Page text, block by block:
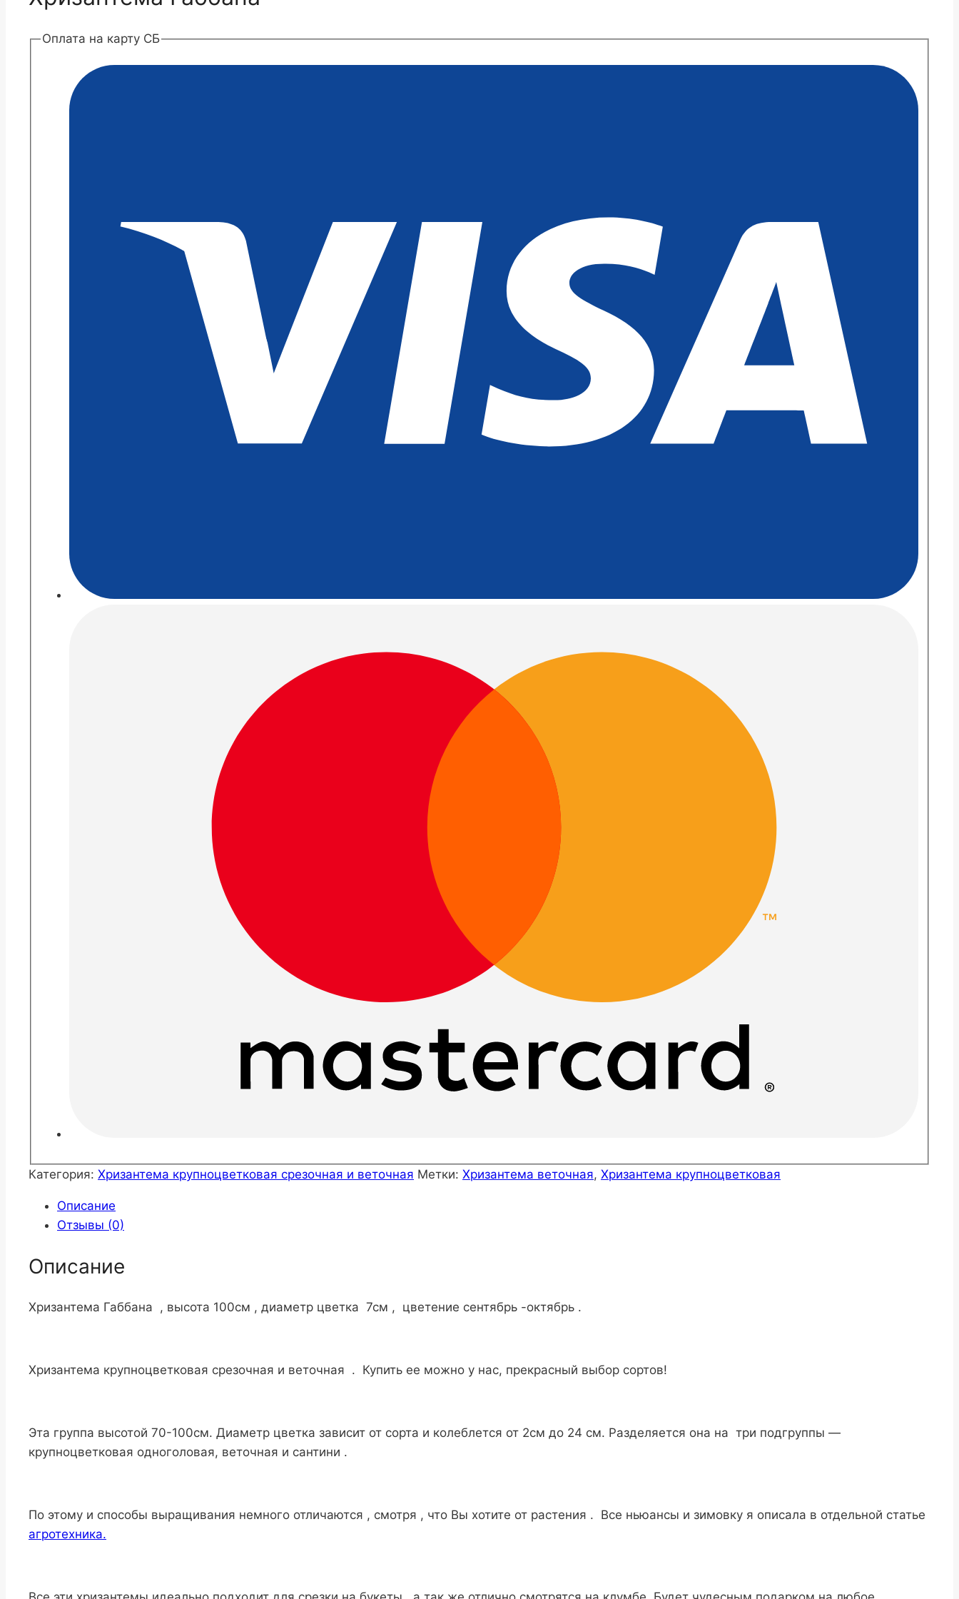
Оплата на карту СБ
Категория: Хризантема крупноцветковая срезочная и веточная Метки: Хризантема веточная, Хризантема крупноцветковая
Описание
Отзывы (0)
Описание
Хризантема Габбана , высота 100см , диаметр цветка 7см , цветение сентябрь -октябрь .
Хризантема крупноцветковая срезочная и веточная . Купить ее можно у нас, прекрасный выбор сортов!
Эта группа высотой 70-100см. Диаметр цветка зависит от сорта и колеблется от 2см до 24 см. Разделяется она на три подгруппы —
крупноцветковая одноголовая, веточная и сантини .
По этому и способы выращивания немного отличаются , смотря , что Вы хотите от растения . Все ньюансы и зимовку я описала в отдельной статье
агротехника.